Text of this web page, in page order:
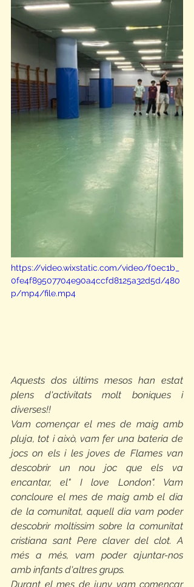
https://video.wixstatic.com/video/f0ec1b_
0fe4f89507704e90a4ccfd8125a32d5d/480
p/mp4/file.mp4
Aquests dos últims mesos han estat
plens d'activitats molt boniques i
diverses!!
Vam començar el mes de maig amb
pluja, tot i això, vam fer una bateria de
jocs on els i les joves de Flames van
descobrir un nou joc que els va
encantar, el" I love London". Vam
concloure el mes de maig amb el dia
de la comunitat, aquell dia vam poder
descobrir moltíssim sobre la comunitat
cristiana sant Pere claver del clot. A
més a més, vam poder ajuntar-nos
amb infants d'altres grups.
Durant el mes de juny vam començar